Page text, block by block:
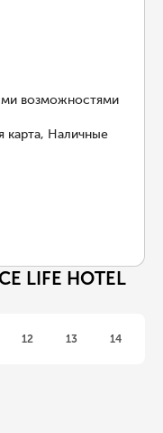
возможностями
карта, Наличные
LIFE HOTEL
12 13 14